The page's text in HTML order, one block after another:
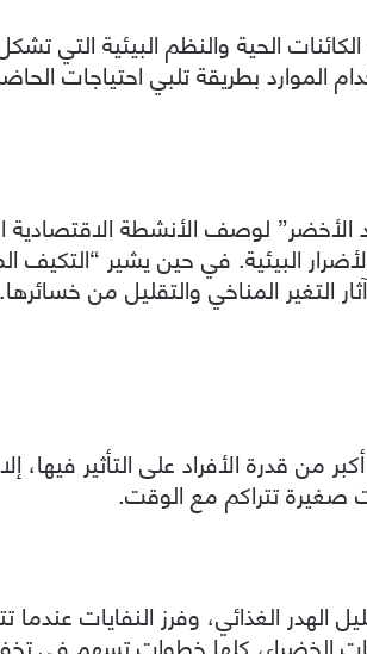
الحية والنظم البيئية التي
الموارد بطريقة تلبي احتياجات
لوصف الأنشطة
البيئية. في حين يشير “التكيف
التغير المناخي والتقليل من خسائرها.
من قدرة الأفراد على التأثير فيها،
صغيرة تتراكم مع الوقت.
الهدر الغذائي، وفرز النفايات عندما
الخضراء، كلها خطوات تسهم في